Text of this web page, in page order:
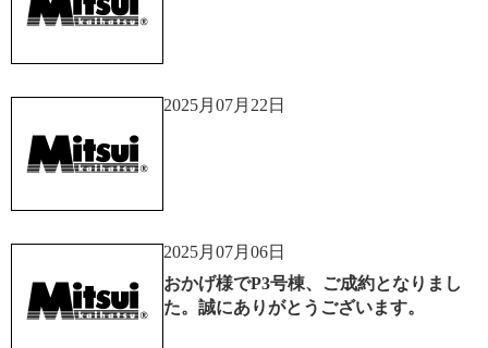
2025月07月22日
2025月07月06日
おかげ様でP3号棟、ご成約となりまし
た。誠にありがとうございます。